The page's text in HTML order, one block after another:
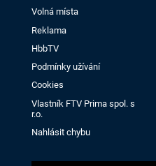
Volná místa
Reklama
HbbTV
Podmínky užívání
Cookies
Vlastník FTV Prima spol. s
r.o.
Nahlásit chybu